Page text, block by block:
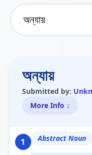
অন্যায়
Submitted by:
More Info ↓
1 Abstract Noun